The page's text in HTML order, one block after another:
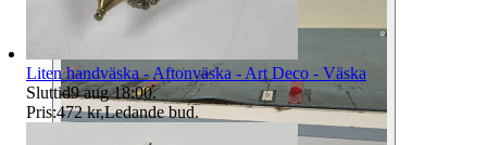
Liten handväska - Aftonväska - Art Deco - Väska
Sluttid9 aug 18:00.
Pris:472 kr,Ledande bud.